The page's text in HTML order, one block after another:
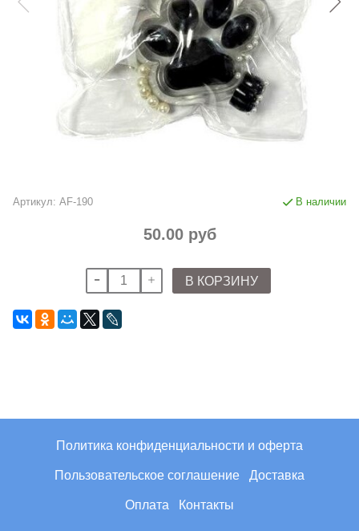
Артикул: AF-190 В наличии
50.00 руб
В КОРЗИНУ
Политика конфиденциальности и оферта
Пользовательское соглашение Доставка
Оплата Контакты